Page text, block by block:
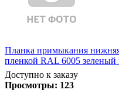
Планка примыкания
пленкой RAL 6005
Доступно к заказу
Просмотры: 123